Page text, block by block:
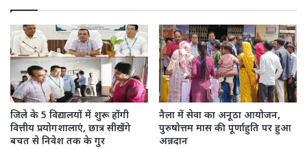
जिले के 5 विद्यालयों में शुरू होंगी
वित्तीय प्रयोगशालाएं, छात्र सीखेंगे
बचत से निवेश तक के गुर
नैला में सेवा का अनूठा आयोजन,
पुरुषोत्तम मास की पूर्णाहुति पर हुआ
अन्नदान